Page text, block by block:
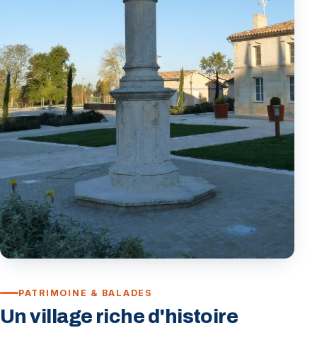
PATRIMOINE & BALADES
Un village riche d'histoire